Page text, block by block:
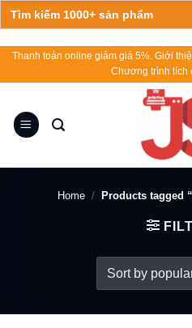
Search
for:
Skip
Thanh toán online giảm giá 5%. Giới
Chương trình tích
Home / Products tagged